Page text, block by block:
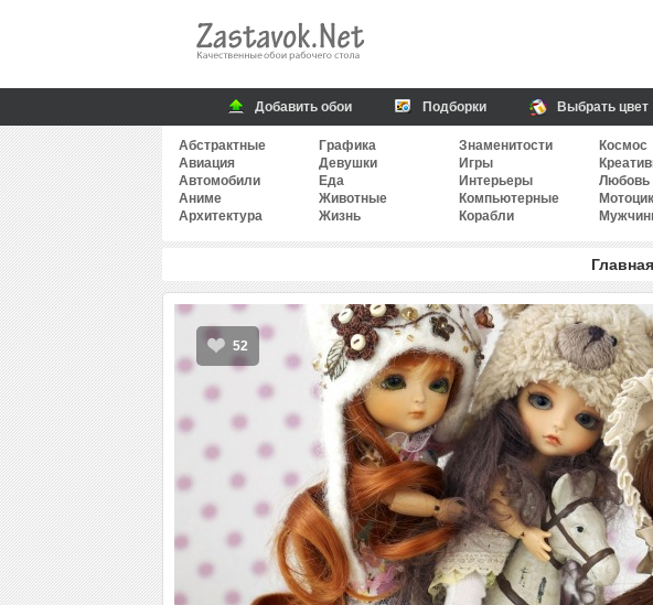
Добавить обои Подборки Выбрать цвет
Абстрактные
Авиация
Автомобили
Аниме
Архитектура
Графика
Девушки
Еда
Животные
Жизнь
Знаменитости
Игры
Интерьеры
Компьютерные
Корабли
Космос
Любовь
Главная
52